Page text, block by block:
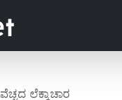
ವೆಚ್ಚದ ಲೆಕ್ಕಾಚಾರ